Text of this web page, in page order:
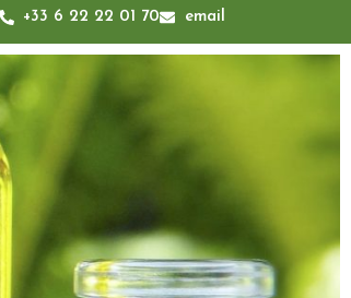
+33 6 22 22 01 70 email